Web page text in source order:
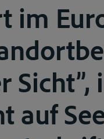
im
Sicht”,
auf